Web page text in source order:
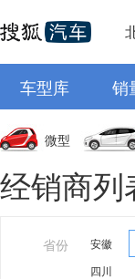
车型库 销
微型
经销商列
省份 安徽
四川